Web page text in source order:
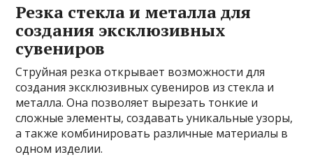
Резка стекла и металла для
создания эксклюзивных
сувениров
Струйная резка открывает возможности для
создания эксклюзивных сувениров из стекла и
металла. Она позволяет вырезать тонкие и
сложные элементы, создавать уникальные узоры,
а также комбинировать различные материалы в
одном изделии.